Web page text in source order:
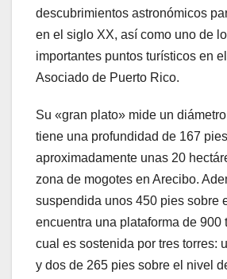
descubrimientos astronómicos
en el siglo XX, así como uno de
importantes puntos turísticos en
Asociado de Puerto Rico.
Su «gran plato» mide un
tiene una profundidad de 167
aproximadamente unas 20
zona de mogotes en Arecibo.
suspendida unos 450 pies sobre
encuentra una plataforma de 900
cual es sostenida por tres torres:
y dos de 265 pies sobre el nivel